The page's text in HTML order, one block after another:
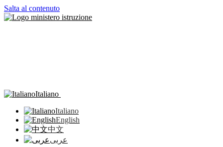
Salta al contenuto
Italiano
Italiano
English
中文
عربى